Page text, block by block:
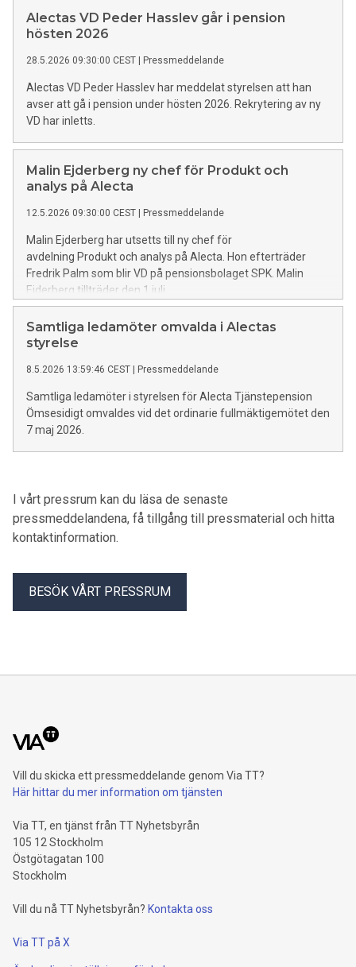
Alectas VD Peder Hasslev går i pension
hösten 2026
28.5.2026 09:30:00 CEST Pressmeddelande
Alectas VD Peder Hasslev har meddelat styrelsen att han
avser att gå i pension under hösten 2026. Rekrytering av ny
VD har inletts.
Malin Ejderberg ny chef för Produkt och
analys på Alecta
12.5.2026 09:30:00 CEST Pressmeddelande
Malin Ejderberg har utsetts till ny chef för
avdelning Produkt och analys på Alecta. Hon efterträder
Fredrik Palm som blir VD på pensionsbolaget SPK. Malin
Ejderberg tillträder den 1 juli.
Samtliga ledamöter omvalda i Alectas
styrelse
8.5.2026 13:59:46 CEST Pressmeddelande
Samtliga ledamöter i styrelsen för Alecta Tjänstepension
Ömsesidigt omvaldes vid det ordinarie fullmäktigemötet den
7 maj 2026.
I vårt pressrum kan du läsa de senaste
pressmeddelandena, få tillgång till pressmaterial och hitta
kontaktinformation.
BESÖK VÅRT PRESSRUM
Vill du skicka ett pressmeddelande genom Via TT?
Här hittar du mer information om tjänsten
Via TT, en tjänst från TT Nyhetsbyrån
105 12 Stockholm
Östgötagatan 100
Stockholm
Vill du nå TT Nyhetsbyrån? Kontakta oss
Via TT på X